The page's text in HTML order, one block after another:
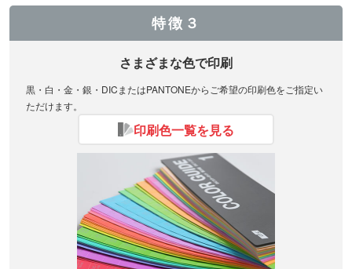
特徴３
さまざまな色で印刷
黒・白・金・銀・DICまたはPANTONEからご希望の印刷色をご指定い
ただけます。
印刷色一覧を見る